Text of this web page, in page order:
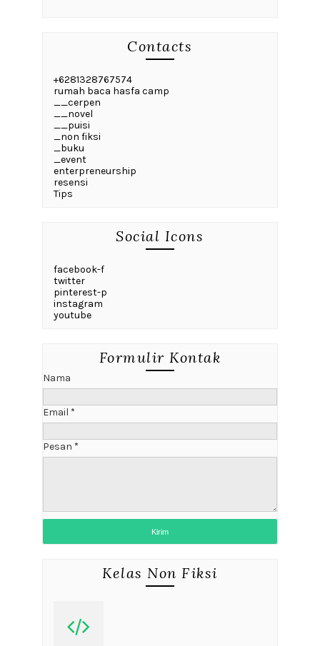
Contacts
+6281328767574
rumah baca hasfa camp
__cerpen
__novel
__puisi
_non fiksi
_buku
_event
enterpreneurship
resensi
Tips
Social Icons
facebook-f
twitter
pinterest-p
instagram
youtube
Formulir Kontak
Nama
Email *
Pesan *
Kelas Non Fiksi